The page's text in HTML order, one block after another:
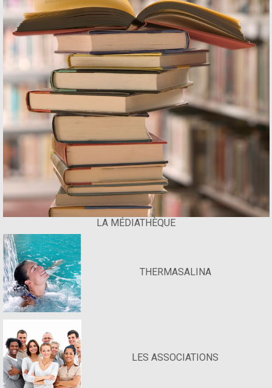
LA MÉDIATHÈQUE
THERMASALINA
LES ASSOCIATIONS